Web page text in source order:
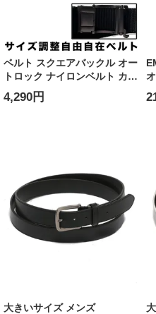
ベルト スクエアバックル オー
トロック ナイロンベルト カジ
ュアル シンプル 長尺 ロング
無地 大きいサイズ メンズ ビ
4,290円
大きいサイズ メンズ